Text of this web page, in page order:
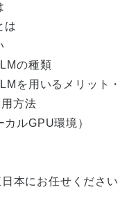
は
の種類
を用いるメリット
方法
ルGPU環境）
本にお任せください